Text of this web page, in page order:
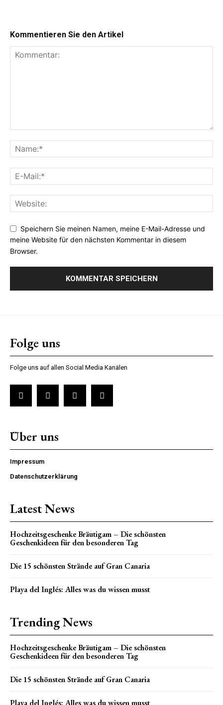
Kommentieren Sie den Artikel
Speichern Sie meinen Namen, meine E-Mail-Adresse und
meine Website für den nächsten Kommentar in diesem
Browser.
Folge uns
Folge uns auf allen Social Media Kanälen
Über uns
Impressum
Datenschutzerklärung
Latest News
Hochzeitsgeschenke Bräutigam – Die schönsten
Geschenkideen für den besonderen Tag
Die 15 schönsten Strände auf Gran Canaria
Playa del Inglés: Alles was du wissen musst
Trending News
Hochzeitsgeschenke Bräutigam – Die schönsten
Geschenkideen für den besonderen Tag
Die 15 schönsten Strände auf Gran Canaria
Playa del Inglés: Alles was du wissen musst